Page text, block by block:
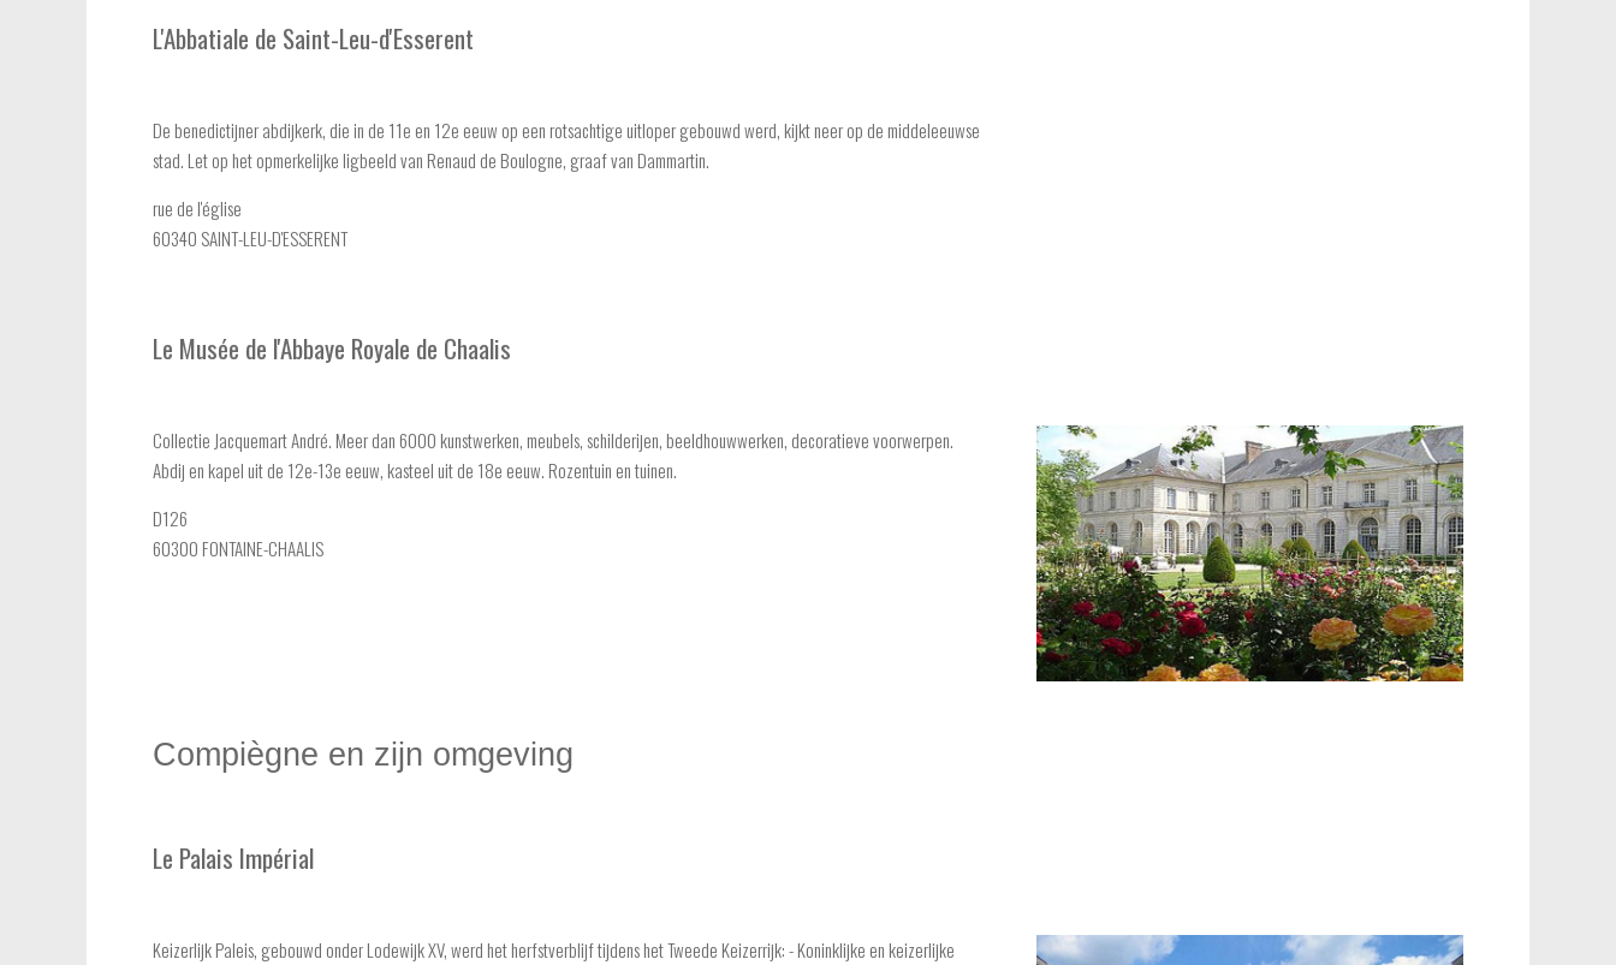
L'Abbatiale de Saint-Leu-d'Esserent
De benedictijner abdijkerk, die in de 11e en 12e eeuw op een rotsachtige uitloper gebouwd werd, kijkt neer op de middeleeuwse
stad. Let op het opmerkelijke ligbeeld van Renaud de Boulogne, graaf van Dammartin.
rue de l'église
60340 SAINT-LEU-D'ESSERENT
Le Musée de l'Abbaye Royale de Chaalis
Collectie Jacquemart André. Meer dan 6000 kunstwerken, meubels, schilderijen, beeldhouwwerken, decoratieve voorwerpen.
Abdij en kapel uit de 12e-13e eeuw, kasteel uit de 18e eeuw. Rozentuin en tuinen.
D126
60300 FONTAINE-CHAALIS
Compiègne en zijn omgeving
Le Palais Impérial
Keizerlijk Paleis, gebouwd onder Lodewijk XV, werd het herfstverblijf tijdens het Tweede Keizerrijk: - Koninklijke en keizerlijke